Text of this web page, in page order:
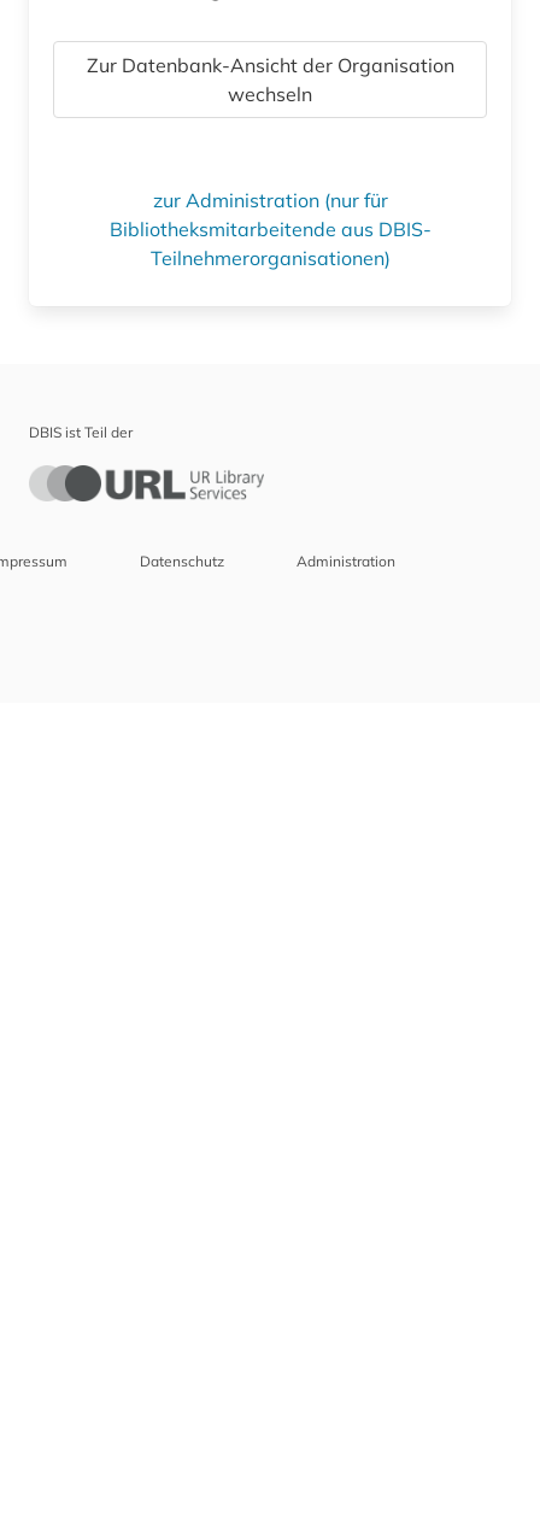
Zur Datenbank-Ansicht der Organisation
wechseln
zur Administration (nur für
Bibliotheksmitarbeitende aus DBIS-
Teilnehmerorganisationen)
DBIS ist Teil der
Datenschutz Administration